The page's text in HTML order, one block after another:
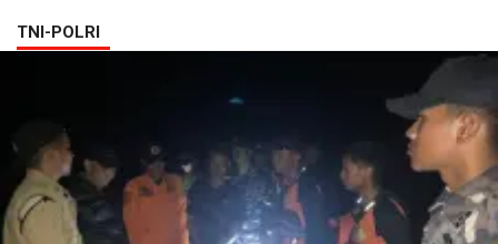
TNI-POLRI